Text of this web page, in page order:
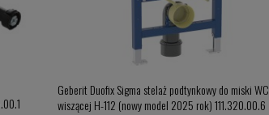
Geberit Duofix Sigma stelaż podtynkowy do miski WC
wiszącej H-112 (nowy model 2025 rok) 111.320.00.6